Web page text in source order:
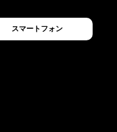
スマートフォン